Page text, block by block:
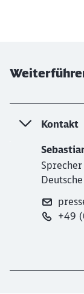
Kontakt
+49